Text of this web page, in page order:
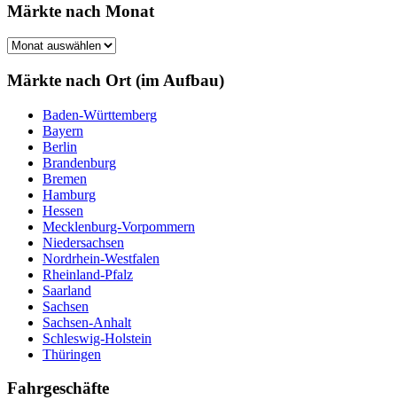
Märkte nach Monat
Märkte
Monat
Märkte nach Ort (im Aufbau)
Baden-Württemberg
Bayern
Berlin
Brandenburg
Bremen
Hamburg
Hessen
Mecklenburg-Vorpommern
Niedersachsen
Nordrhein-Westfalen
Rheinland-Pfalz
Saarland
Sachsen
Sachsen-Anhalt
Schleswig-Holstein
Thüringen
Fahrgeschäfte